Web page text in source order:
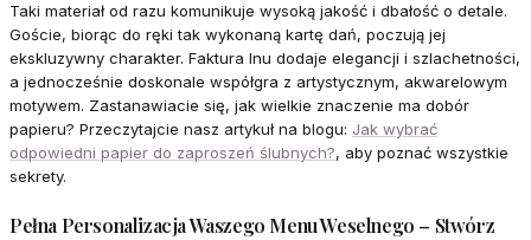
Taki materiał od razu komunikuje wysoką jakość i dbałość o detale.
Goście, biorąc do ręki tak wykonaną kartę dań, poczują jej
ekskluzywny charakter. Faktura lnu dodaje elegancji i szlachetności,
a jednocześnie doskonale współgra z artystycznym, akwarelowym
motywem. Zastanawiacie się, jak wielkie znaczenie ma dobór
papieru? Przeczytajcie nasz artykuł na blogu: Jak wybrać
odpowiedni papier do zaproszeń ślubnych?, aby poznać wszystkie
sekrety.
Pełna Personalizacja Waszego Menu Weselnego – Stwórz